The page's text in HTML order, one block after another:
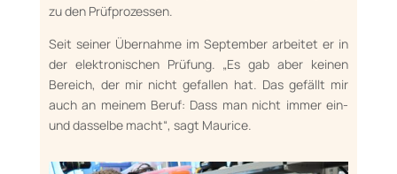
zu den Prüfprozessen.
Seit seiner Übernah­me im September arbeitet er in
der elek­tro­ni­schen Prüfung. „Es gab aber keinen
Bereich, der mir nicht gefallen hat. Das gefällt mir
auch an meinem Beruf: Dass man nicht immer ein-
und das­selbe macht“, sagt Maurice.